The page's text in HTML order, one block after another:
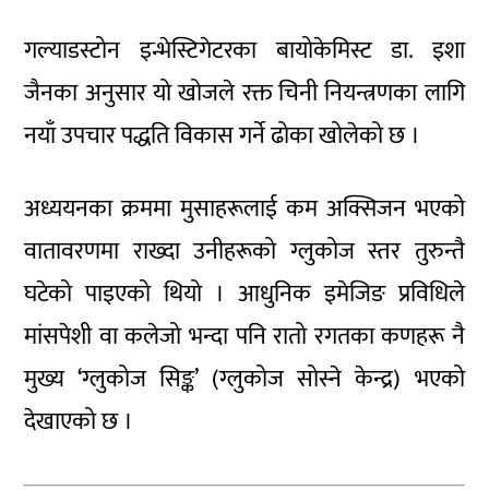
गल्याडस्टोन इन्भेस्टिगेटरका बायोकेमिस्ट डा. इशा
जैनका अनुसार यो खोजले रक्त चिनी नियन्त्रणका लागि
नयाँ उपचार पद्धति विकास गर्ने ढोका खोलेको छ ।
अध्ययनका क्रममा मुसाहरूलाई कम अक्सिजन भएको
वातावरणमा राख्दा उनीहरूको ग्लुकोज स्तर तुरुन्तै
घटेको पाइएको थियो । आधुनिक इमेजिङ प्रविधिले
मांसपेशी वा कलेजो भन्दा पनि रातो रगतका कणहरू नै
मुख्य ‘ग्लुकोज सिङ्क’ (ग्लुकोज सोस्ने केन्द्र) भएको
देखाएको छ ।